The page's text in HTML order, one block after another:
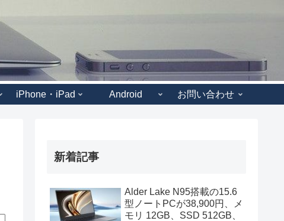
iPhone・iPad Android お問い合わせ
新着記事
Alder Lake N95搭載の15.6
型ノートPCが38,900円、メ
モリ 12GB、SSD 512GB、